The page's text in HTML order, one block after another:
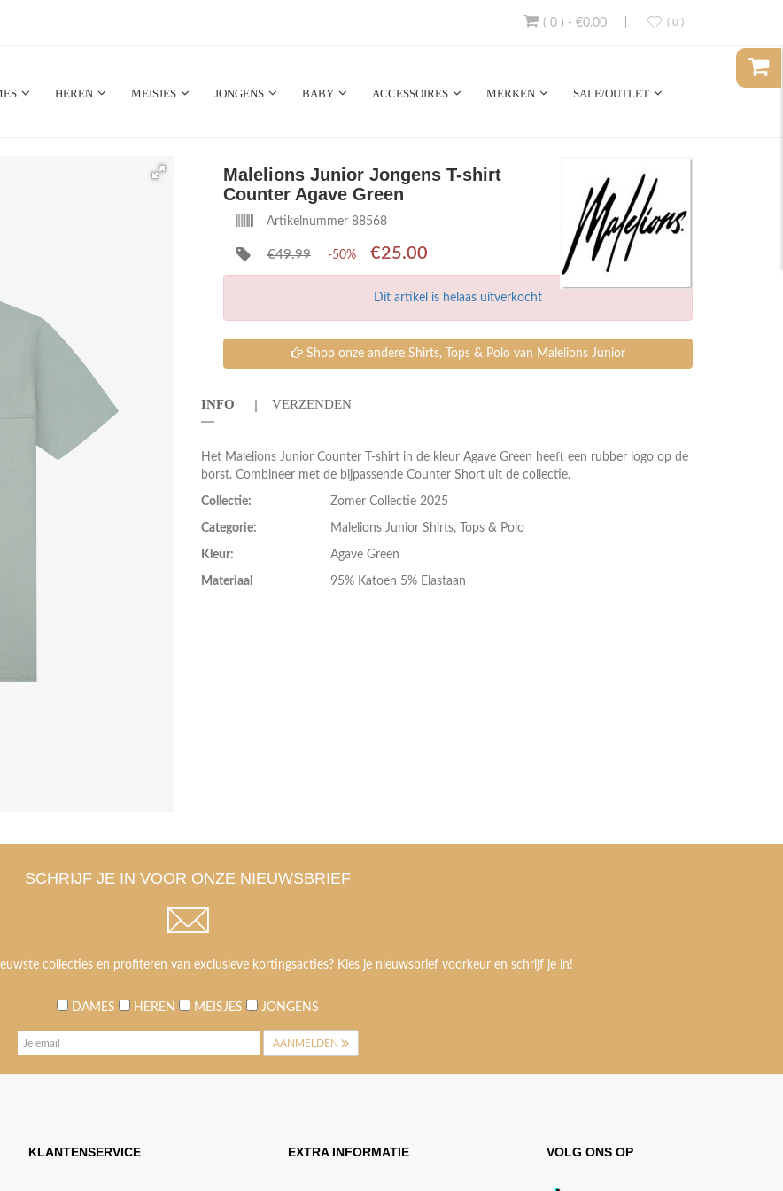
( 0 )
( 0 ) - €0.00
HEREN MEISJES JONGENS BABY ACCESSOIRES MERKEN SALE/OUTLET
Malelions Junior Jongens T-shirt
Counter Agave Green
Artikelnummer 88568
€49.99 -50% €25.00
Dit artikel is helaas uitverkocht
Shop onze andere Shirts, Tops & Polo van Malelions Junior
INFO VERZENDEN
Het Malelions Junior Counter T-shirt in de kleur Agave Green heeft een rubber logo op de
borst. Combineer met de bijpassende Counter Short uit de collectie.
Collectie: Zomer Collectie 2025
Categorie: Malelions Junior Shirts, Tops & Polo
Kleur: Agave Green
Materiaal 95% Katoen 5% Elastaan
SCHRIJF JE IN VOOR ONZE NIEUWSBRIEF
collecties en profiteren van exclusieve kortingsacties? Kies je nieuwsbrief voorkeur en schrijf je in!
DAMES HEREN MEISJES JONGENS
AANMELDEN
KLANTENSERVICE EXTRA INFORMATIE VOLG ONS OP